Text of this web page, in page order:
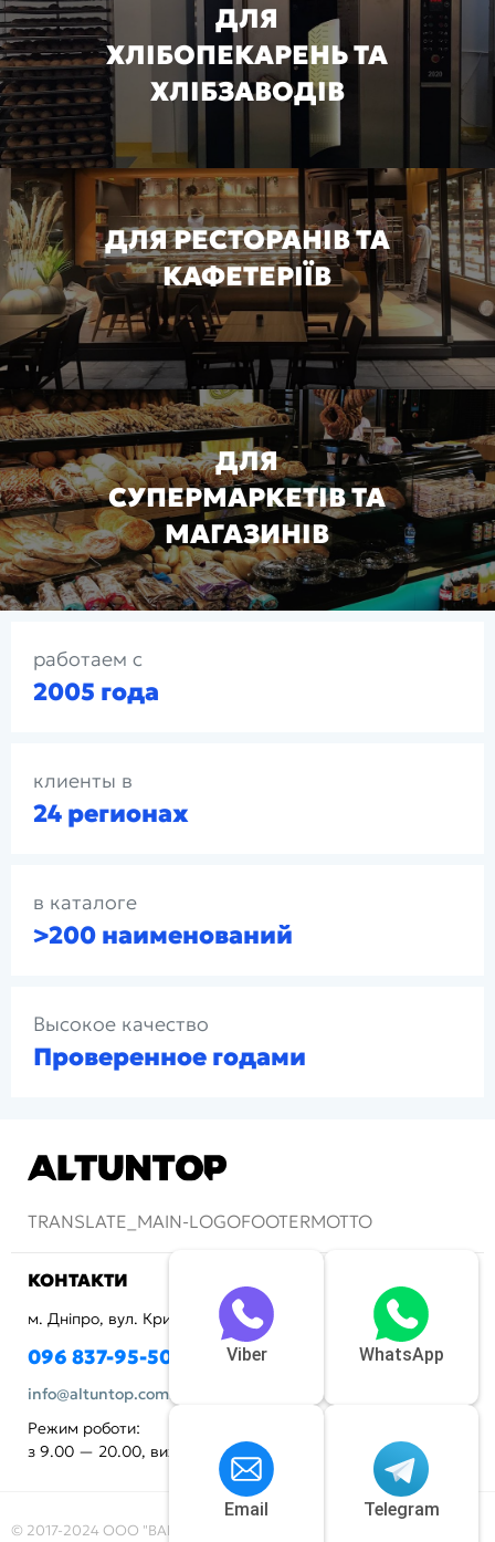
ДЛЯ
ХЛІБОПЕКАРЕНЬ ТА
ХЛІБЗАВОДІВ
ДЛЯ РЕСТОРАНІВ ТА
КАФЕТЕРІЇВ
ДЛЯ
СУПЕРМАРКЕТІВ ТА
МАГАЗИНІВ
работаем с
2005 года
клиенты в
24 регионах
в каталоге
>200 наименований
Высокое качество
Проверенное годами
TRANSLATE_MAIN-LOGOFOOTERMOTTO
КОНТАКТИ
м. Дніпро, вул. Криворізька, 72
096 837-95-50
info@altuntop.com.ua
Режим роботи:
з 9.00 — 20.00, вихідний - неділя
© 2017-2024 ООО "BAKERDREAM"
WhatsApp
Viber
Telegram
Email